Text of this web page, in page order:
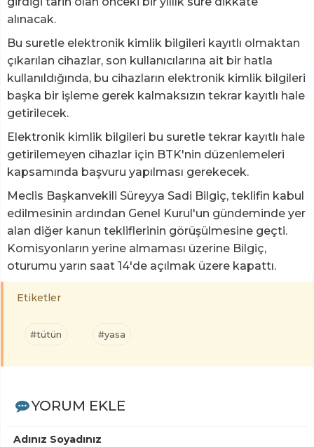
alınacak.
Bu suretle elektronik kimlik bilgileri kayıtlı olmaktan
çıkarılan cihazlar, son kullanıcılarına ait bir hatla
kullanıldığında, bu cihazların elektronik kimlik bilgileri
başka bir işleme gerek kalmaksızın tekrar kayıtlı hale
getirilecek.
Elektronik kimlik bilgileri bu suretle tekrar kayıtlı hale
getirilemeyen cihazlar için BTK'nin düzenlemeleri
kapsamında başvuru yapılması gerekecek.
Meclis Başkanvekili Süreyya Sadi Bilgiç, teklifin kabul
edilmesinin ardından Genel Kurul'un gündeminde yer
alan diğer kanun tekliflerinin görüşülmesine geçti.
Komisyonların yerine almaması üzerine Bilgiç,
oturumu yarın saat 14'de açılmak üzere kapattı.
Etiketler
#tütün #yasa
YORUM EKLE
Adınız Soyadınız